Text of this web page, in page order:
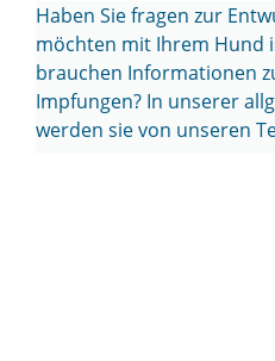
Haben Sie fragen zur
möchten mit Ihrem Hund
brauchen Informationen
Impfungen? In unserer
werden sie von unseren